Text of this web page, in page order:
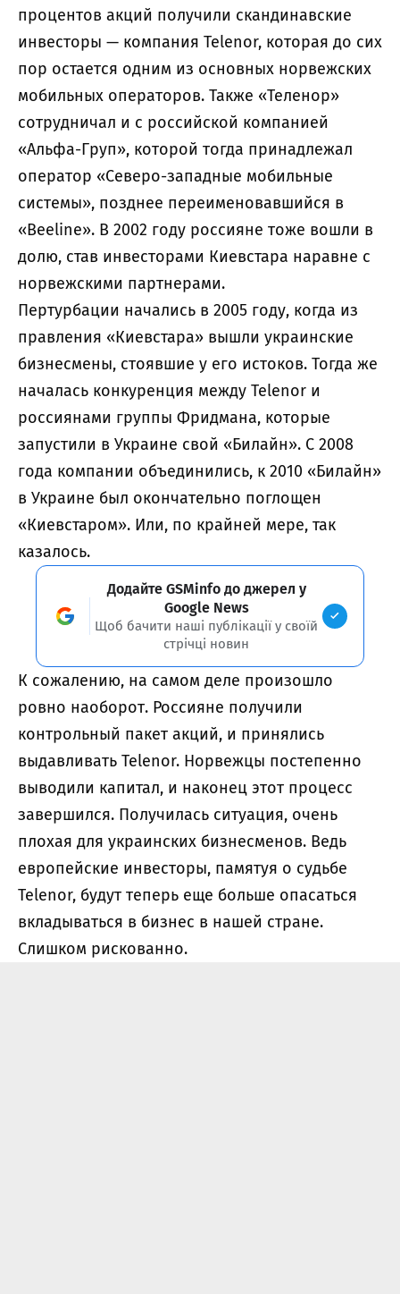
процентов акций получили скандинавские
инвесторы — компания Telenor, которая до сих
пор остается одним из основных норвежских
мобильных операторов. Также «Теленор»
сотрудничал и с российской компанией
«Альфа-Груп», которой тогда принадлежал
оператор «Северо-западные мобильные
системы», позднее переименовавшийся в
«Beeline». В 2002 году россияне тоже вошли в
долю, став инвесторами Киевстара наравне с
норвежскими партнерами.
Пертурбации начались в 2005 году, когда из
правления «Киевстара» вышли украинские
бизнесмены, стоявшие у его истоков. Тогда же
началась конкуренция между Telenor и
россиянами группы Фридмана, которые
запустили в Украине свой «Билайн». С 2008
года компании объединились, к 2010 «Билайн»
в Украине был окончательно поглощен
«Киевстаром». Или, по крайней мере, так
казалось.
Додайте GSMinfo до джерел у
Google News
Щоб бачити наші публікації у своїй
стрічці новин
К сожалению, на самом деле произошло
ровно наоборот. Россияне получили
контрольный пакет акций, и принялись
выдавливать Telenor. Норвежцы постепенно
выводили капитал, и наконец этот процесс
завершился. Получилась ситуация, очень
плохая для украинских бизнесменов. Ведь
европейские инвесторы, памятуя о судьбе
Telenor, будут теперь еще больше опасаться
вкладываться в бизнес в нашей стране.
Слишком рискованно.